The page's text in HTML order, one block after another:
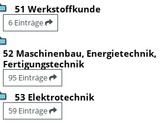
51 Werkstoffkunde
6 Einträge
52 Maschinenbau, Energietechnik,
Fertigungstechnik
95 Einträge
53 Elektrotechnik
59 Einträge